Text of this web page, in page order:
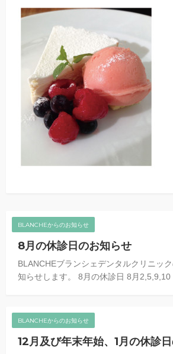
BLANCHEからのお知らせ
8月の休診日のお知らせ
BLANCHEブランシェデンタルクリニッ
知らせします。 8月の休診日 8月
BLANCHEからのお知らせ
12月及び年末年始、1月の休診